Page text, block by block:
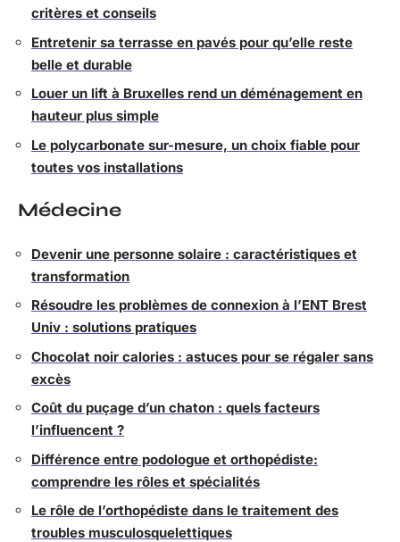
critères et conseils
Entretenir sa terrasse en pavés pour qu’elle reste
belle et durable
Louer un lift à Bruxelles rend un déménagement en
hauteur plus simple
Le polycarbonate sur-mesure, un choix fiable pour
toutes vos installations
Médecine
Devenir une personne solaire : caractéristiques et
transformation
Résoudre les problèmes de connexion à l’ENT Brest
Univ : solutions pratiques
Chocolat noir calories : astuces pour se régaler sans
excès
Coût du puçage d’un chaton : quels facteurs
l’influencent ?
Différence entre podologue et orthopédiste:
comprendre les rôles et spécialités
Le rôle de l’orthopédiste dans le traitement des
troubles musculosquelettiques